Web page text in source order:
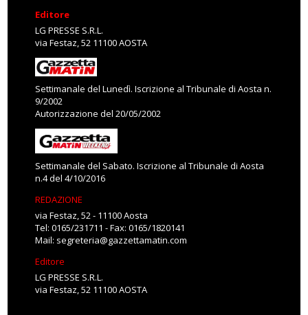
Editore
LG PRESSE S.R.L.
via Festaz, 52 11100 AOSTA
Settimanale del Lunedì. Iscrizione al Tribunale di Aosta n.
9/2002
Autorizzazione del 20/05/2002
Settimanale del Sabato. Iscrizione al Tribunale di Aosta
n.4 del 4/10/2016
REDAZIONE
via Festaz, 52 - 11100 Aosta
Tel: 0165/231711 - Fax: 0165/1820141
Mail: segreteria@gazzettamatin.com
Editore
LG PRESSE S.R.L.
via Festaz, 52 11100 AOSTA